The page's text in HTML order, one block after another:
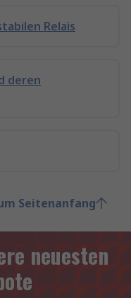
Relais
deren
Seitenanfang
neuesten